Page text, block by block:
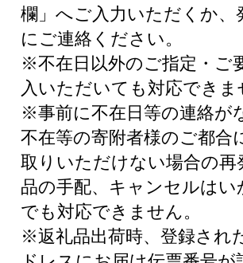
欄」へご入力いただくか、
にご連絡ください。
※不在日以外のご指定・ご
入いただいても対応できま
※事前に不在日等の連絡が
不在等の寄附者様のご都合
取りいただけない場合の再
品の手配、キャンセルはい
でも対応できません。
※返礼品出荷時、登録され